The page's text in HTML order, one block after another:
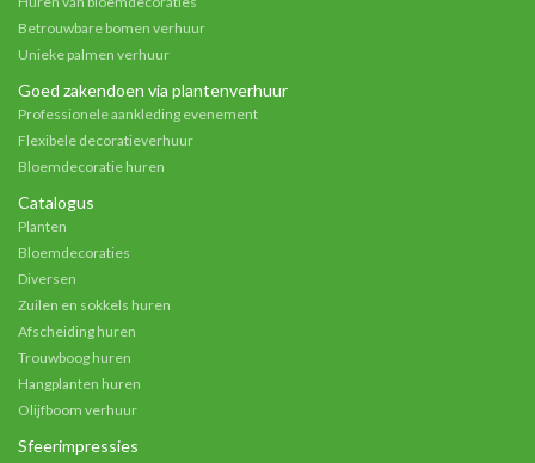
Betrouwbare bomen verhuur
Unieke palmen verhuur
Goed zakendoen via plantenverhuur
Professionele aankleding evenement
Flexibele decoratieverhuur
Bloemdecoratie huren
Catalogus
Planten
Bloemdecoraties
Diversen
Zuilen en sokkels huren
Afscheiding huren
Trouwboog huren
Hangplanten huren
Olijfboom verhuur
Sfeerimpressies